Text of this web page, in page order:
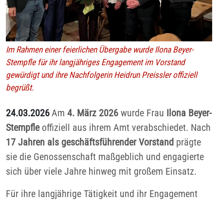
Im Rahmen einer feierlichen Übergabe wurde Ilona Beyer-
Stempfle für ihr langjähriges Engagement im Vorstand
gewürdigt und ihre Nachfolgerin Heidrun Preissler offiziell
begrüßt.
24.03.2026 Am 4. März 2026 wurde Frau Ilona Beyer-
Stempfleoffiziell aus ihrem Amt verabschiedet. Nach
17 Jahren als geschäftsführender Vorstand prägte
sie die Genossenschaft maßgeblich und engagierte
sich über viele Jahre hinweg mit großem Einsatz.
Für ihre langjährige Tätigkeit und ihr Engagement